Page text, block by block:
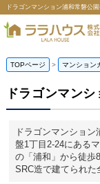
TOPページ > マンション
ドラゴンマン
ドラゴンマンショ
盤1丁目2-24にある
の「浦和」から徒歩
SRC造で建てられた